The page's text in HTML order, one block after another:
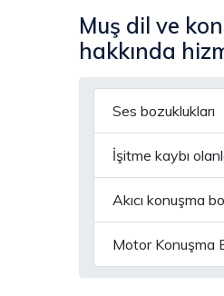
Muş dil ve
hakkında
Ses bozuklukları
İşitme kaybı
Akıcı konuşma
Motor Konuşma